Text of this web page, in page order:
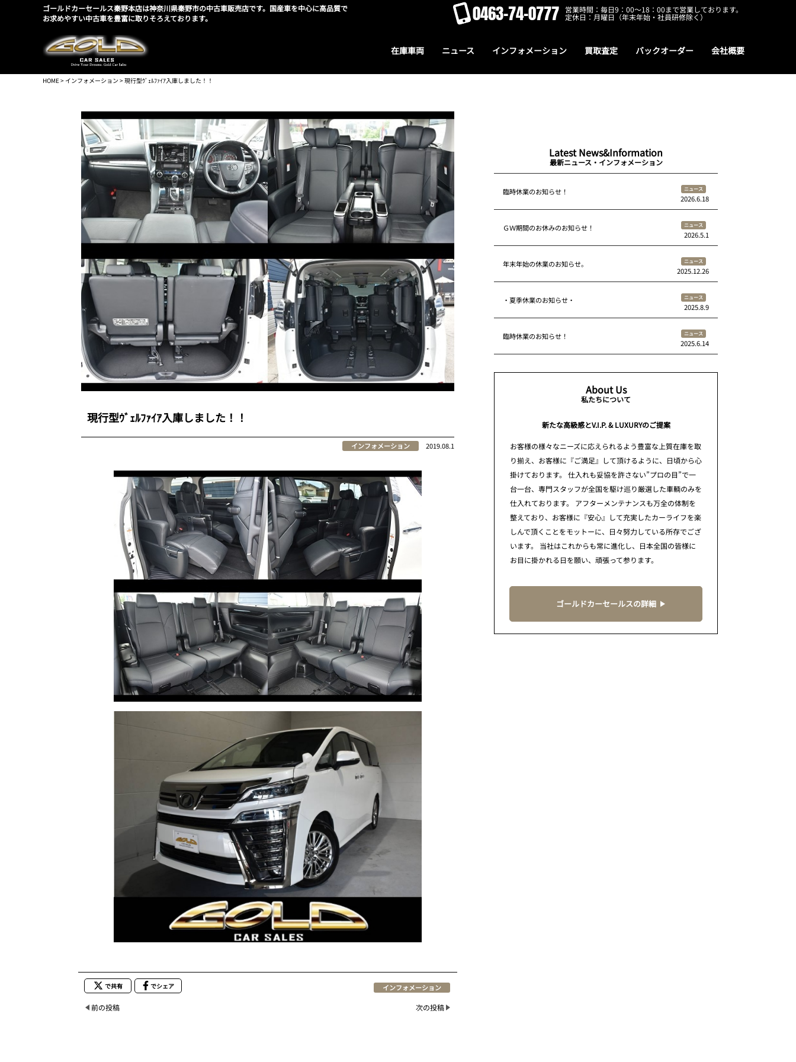
ゴールドカーセールス秦野本店は神奈川県秦野市の中古車販売店です。国産車を中心に高品質で
お求めやすい中古車を豊富に取りそろえております。
0463-74-0777 営業時間：毎日9：00～18：00まで営業しております。
定休日：月曜日（年末年始・社員研修除く）
在庫車両 ニュース インフォメーション 買取査定 バックオーダー 会社概要
HOME> インフォメーション > 現行型ｳﾞｪﾙﾌｧｲｱ入庫しました！！
現行型ｳﾞｪﾙﾌｧｲｱ入庫しました！！
インフォメーション 2019.08.1
で共有 でシェア インフォメーション
前の投稿 次の投稿
Latest News&Information
最新ニュース・インフォメーション
臨時休業のお知らせ！ ニュース
2026.6.18
ＧＷ期間のお休みのお知らせ！ ニュース
2026.5.1
年末年始の休業のお知らせ。 ニュース
2025.12.26
・夏季休業のお知らせ・ ニュース
2025.8.9
臨時休業のお知らせ！ ニュース
2025.6.14
About Us
私たちについて
新たな高級感とV.I.P. & LUXURYのご提案
お客様の様々なニーズに応えられるよう豊富な上質在庫を取
り揃え、お客様に『ご満足』して頂けるように、日頃から心
掛けております。 仕入れも妥協を許さない”プロの目”で一
台一台、専門スタッフが全国を駆け巡り厳選した車輌のみを
仕入れております。 アフターメンテナンスも万全の体制を
整えており、お客様に『安心』して充実したカーライフを楽
しんで頂くことをモットーに、日々努力している所存でござ
います。 当社はこれからも常に進化し、日本全国の皆様に
お目に掛かれる日を願い、頑張って参ります。
ゴールドカーセールスの詳細